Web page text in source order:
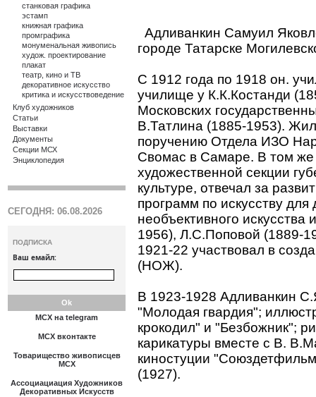
станковая графика
эстамп
книжная графика
промграфика
монуменальная живопись
худож. проектирование
плакат
театр, кино и ТВ
декоративное искусство
критика и искусствоведение
Клуб художников
Статьи
Выставки
Документы
Секции МСХ
Энциклопедия
СЕГОДНЯ: 06.08.2026
ПОДПИСКА
Ваш емайл:
МСХ на telegram
МСХ вконтакте
Товарищество живописцев
МСХ
Ассоциациация Художников
Декоративных Искусств
Адливанкин Самуил
городе Татарске
С 1912 года по 1918 он.
училище у К.К.Костанди
Московских
В.Татлина (1885-1953).
поручению Отдела ИЗО
Свомас в Самаре. В том же
художественной секции
культуре, отвечал за
программ по искусству
необъективного
1956), Л.С.Поповой (1889-
1921-22 участвовал в
(НОЖ).
В 1923-1928 Адливанкин
"Молодая гвардия";
крокодил" и "Безбожник";
карикатуры вместе с В.
киностуции
(1927).